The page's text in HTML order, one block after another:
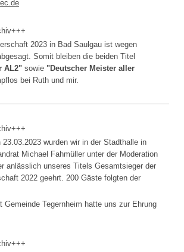
2023 in Bad Saulgau ist wegen
Somit bleiben die beiden Titel
AL2" sowie "Deutscher Meister aller
bei Ruth und mir.
wurden wir in der Stadthalle in
Michael Fahmüller unter der Moderation
anlässlich unseres Titels Gesamtsieger der
2022 geehrt. 200 Gäste folgten der
Gemeinde Tegernheim hatte uns zur Ehrung